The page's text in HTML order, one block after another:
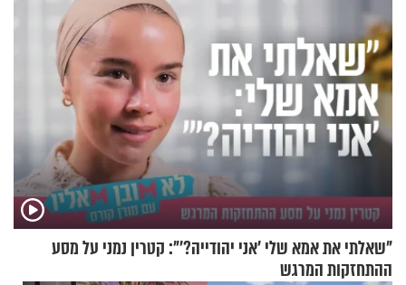
"שאלתי את אמא שלי 'אני יהודייה?'": קטרין נמני על מסע
ההתחזקות המרגש